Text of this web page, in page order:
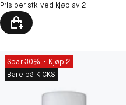
Pris per stk. ved kjøp av 2
Spar 30%
Kjøp 2
Bare på KICKS